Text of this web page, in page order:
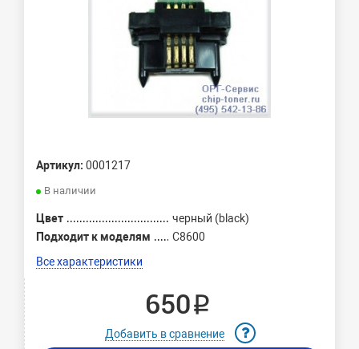
Артикул: 0001217
В наличии
Цвет
черный (black)
Подходит к моделям
C8600
Все характеристики
650 ₽
Добавить в сравнение